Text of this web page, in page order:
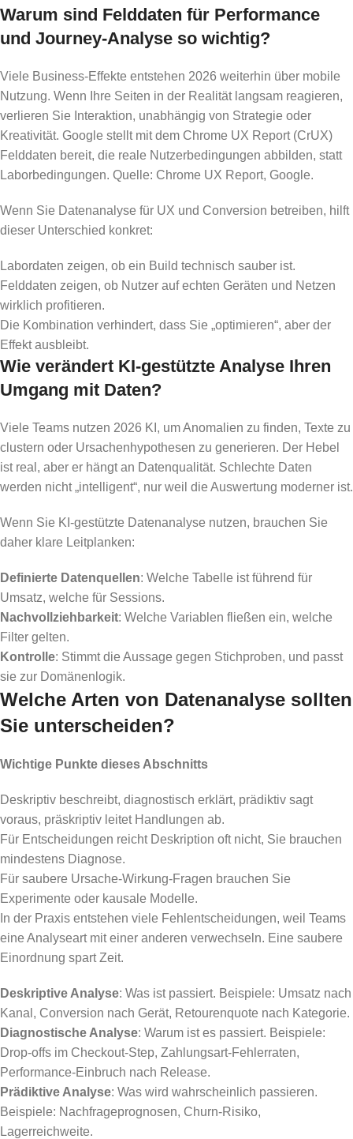
Warum sind Felddaten für Performance
und Journey-Analyse so wichtig?
Viele Business-Effekte entstehen 2026 weiterhin über mobile
Nutzung. Wenn Ihre Seiten in der Realität langsam reagieren,
verlieren Sie Interaktion, unabhängig von Strategie oder
Kreativität. Google stellt mit dem Chrome UX Report (CrUX)
Felddaten bereit, die reale Nutzerbedingungen abbilden, statt
Laborbedingungen. Quelle: Chrome UX Report, Google.
Wenn Sie Datenanalyse für UX und Conversion betreiben, hilft
dieser Unterschied konkret:
Labordaten zeigen, ob ein Build technisch sauber ist.
Felddaten zeigen, ob Nutzer auf echten Geräten und Netzen
wirklich profitieren.
Die Kombination verhindert, dass Sie „optimieren“, aber der
Effekt ausbleibt.
Wie verändert KI-gestützte Analyse Ihren
Umgang mit Daten?
Viele Teams nutzen 2026 KI, um Anomalien zu finden, Texte zu
clustern oder Ursachenhypothesen zu generieren. Der Hebel
ist real, aber er hängt an Datenqualität. Schlechte Daten
werden nicht „intelligent“, nur weil die Auswertung moderner ist.
Wenn Sie KI-gestützte Datenanalyse nutzen, brauchen Sie
daher klare Leitplanken:
Definierte Datenquellen: Welche Tabelle ist führend für
Umsatz, welche für Sessions.
Nachvollziehbarkeit: Welche Variablen fließen ein, welche
Filter gelten.
Kontrolle: Stimmt die Aussage gegen Stichproben, und passt
sie zur Domänenlogik.
Welche Arten von Datenanalyse sollten
Sie unterscheiden?
Wichtige Punkte dieses Abschnitts
Deskriptiv beschreibt, diagnostisch erklärt, prädiktiv sagt
voraus, präskriptiv leitet Handlungen ab.
Für Entscheidungen reicht Deskription oft nicht, Sie brauchen
mindestens Diagnose.
Für saubere Ursache-Wirkung-Fragen brauchen Sie
Experimente oder kausale Modelle.
In der Praxis entstehen viele Fehlentscheidungen, weil Teams
eine Analyseart mit einer anderen verwechseln. Eine saubere
Einordnung spart Zeit.
Deskriptive Analyse: Was ist passiert. Beispiele: Umsatz nach
Kanal, Conversion nach Gerät, Retourenquote nach Kategorie.
Diagnostische Analyse: Warum ist es passiert. Beispiele:
Drop-offs im Checkout-Step, Zahlungsart-Fehlerraten,
Performance-Einbruch nach Release.
Prädiktive Analyse: Was wird wahrscheinlich passieren.
Beispiele: Nachfrageprognosen, Churn-Risiko,
Lagerreichweite.